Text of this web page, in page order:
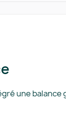
une balance